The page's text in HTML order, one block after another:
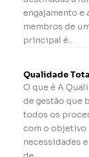
engajamento e
membros de
principal é...
Qualidade
O que é A
de gestão que
todos os
com o objetivo
necessidades